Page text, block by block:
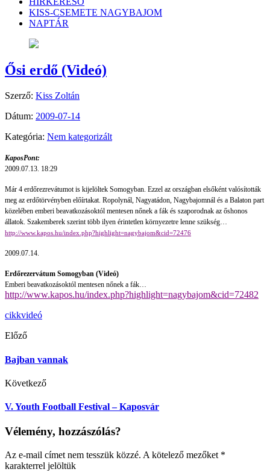
KISS-CSEMETE NAGYBAJOM
NAPTÁR
Ősi erdő (Videó)
Szerző: Kiss Zoltán
Dátum: 2009-07-14
Kategória: Nem kategorizált
KaposPont:
2009.07.13. 18:29
Már 4 erdőrezrevátumot is kijelöltek Somogyban. Ezzel az országban elsőként valósították
meg az erdőtörvényben előírtakat. Ropolynál, Nagyatádon, Nagybajomnál és a Balaton part
közelében emberi beavatkozásoktól mentesen nőnek a fák és szaporodnak az őshonos
állatok. Szakemberek szerint több ilyen érintetlen környezetre lenne szükség…
http://www.kapos.hu/index.php?highlight=nagybajom&cid=72476
2009.07.14.
Erdőrezervátum Somogyban (Videó)
Emberi beavatkozásoktól mentesen nőnek a fák…
http://www.kapos.hu/index.php?highlight=nagybajom&cid=72482
cikkvideó
Előző
Bajban vannak
Következő
V. Youth Football Festival – Kaposvár
Vélemény, hozzászólás?
Az e-mail címet nem tesszük közzé. A kötelező mezőket *
karakterrel jelöltük